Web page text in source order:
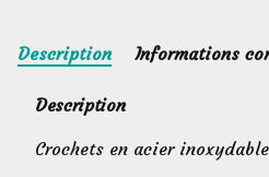
Description Informations
Description
Crochets en acier